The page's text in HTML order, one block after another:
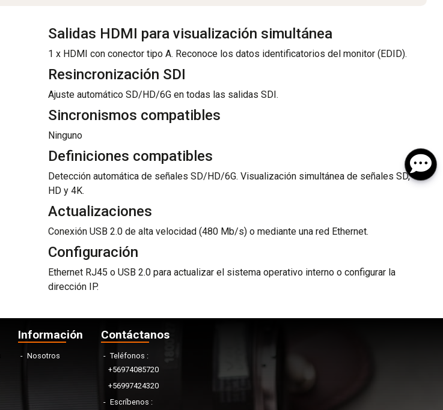
Salidas HDMI para visualización simultánea
1 x HDMI con conector tipo A. Reconoce los datos identificatorios del monitor (EDID).
Resincronización SDI
Ajuste automático SD/HD/6G en todas las salidas SDI.
Sincronismos compatibles
Ninguno
Definiciones compatibles
Detección automática de señales SD/HD/6G. Visualización simultánea de señales SD,
HD y 4K.
Actualizaciones
Conexión USB 2.0 de alta velocidad (480 Mb/s) o mediante una red Ethernet.
Configuración
Ethernet RJ45 o USB 2.0 para actualizar el sistema operativo interno o configurar la
dirección IP.
Información
Nosotros
Contáctanos
Teléfonos
+56974085720
+56997424320
Escríbenos